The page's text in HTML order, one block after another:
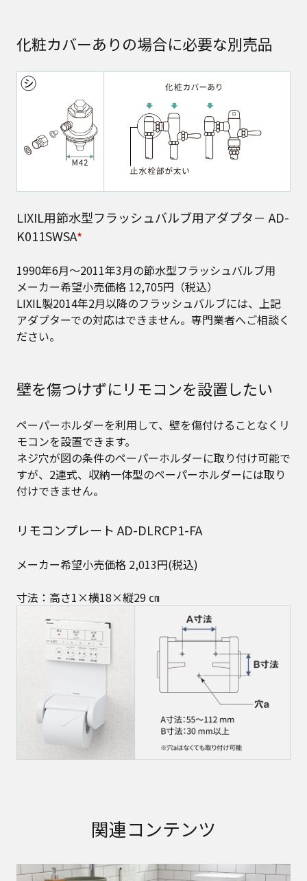
化粧カバーありの場合に必要な別売品
LIXIL用節水型フラッシュバルブ用アダプタ－ AD-
K011SWSA★
1990年6月～2011年3月の節水型フラッシュバルブ用​
メーカー希望小売価格 12,705円（税込）​
LIXIL製2014年2月以降のフラッシュバルブには、上記
アダプターでの対応はできません。専門業者へご相談く
ださい。
壁を傷つけずにリモコンを設置したい
ペーパーホルダーを利用して、壁を傷付けることなくリ
モコンを設置できます。​
ネジ穴が図の条件のペーパーホルダーに取り付け可能で
すが、​2連式、収納一体型のペーパーホルダーには取り
付けできません。
リモコンプレート AD-DLRCP1-FA
メーカー希望小売価格 2,013円(税込)​
寸法：高さ1×横18×縦29 ㎝
関連コンテンツ